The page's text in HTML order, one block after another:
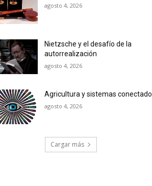
agosto 4, 2026
Nietzsche y el desafío de la
autorrealización
agosto 4, 2026
Agricultura y sistemas conectado
agosto 4, 2026
Cargar más